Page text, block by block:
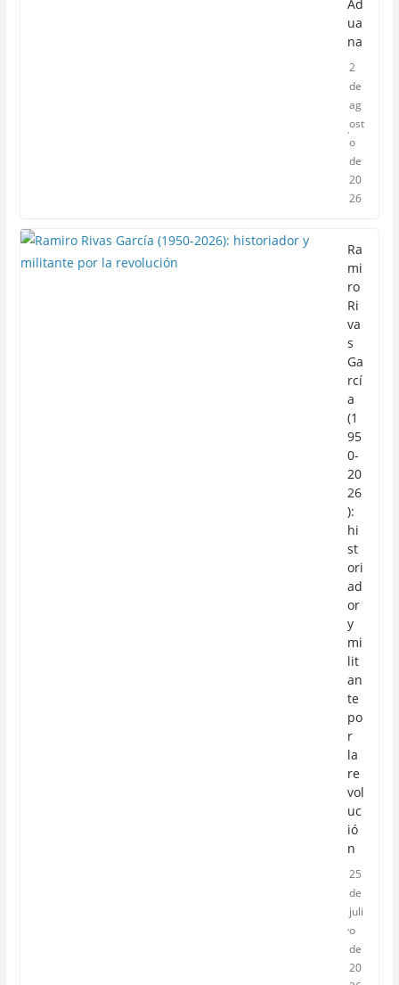
Ad
ua
na
2
de
ag
ost
o
de
20
26
Ra
mi
ro
Ri
va
s
Ga
rcí
a
(1
95
0-
20
26
):
hi
st
ori
ad
or
y
mi
lit
an
te
po
r
la
re
vol
uc
ió
n
25
de
juli
o
de
20